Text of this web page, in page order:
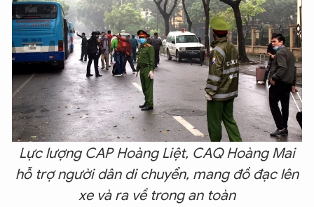
Lực lượng CAP Hoàng Liệt, CAQ Hoàng Mai
hỗ trợ người dân di chuyển, mang đồ đạc lên
xe và ra về trong an toàn